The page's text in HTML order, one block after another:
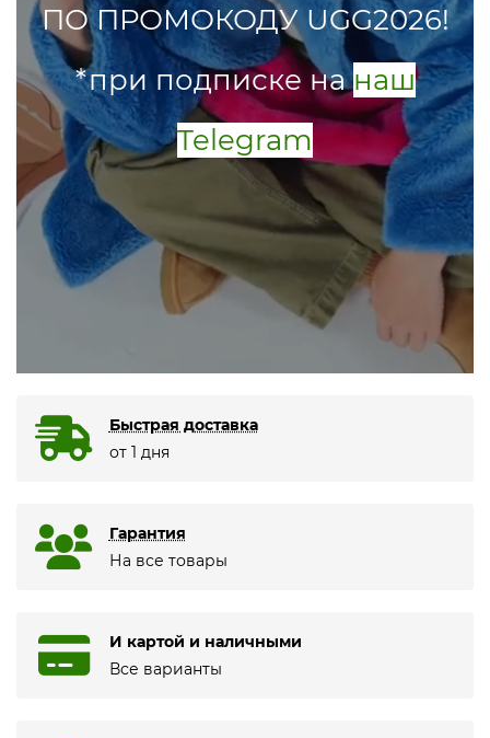
ПО ПРОМОКОДУ UGG2026!
*при подписке нанаш
Telegram
Быстрая доставка
от 1 дня
Гарантия
На все товары
И картой и наличными
Все варианты